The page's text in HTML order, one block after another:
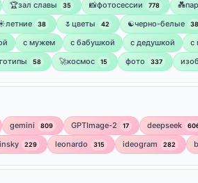
🏆зал славы 35 📸фотосессии 778
38 🌷цветы 42 ☯︎черно-белые 38
с мужем с бабушкой с дедушкой с
58 🚀космос 15 фото 337
gemini 809 GPTImage-2 17 deepseek
229 leonardo 315 ideogram 282